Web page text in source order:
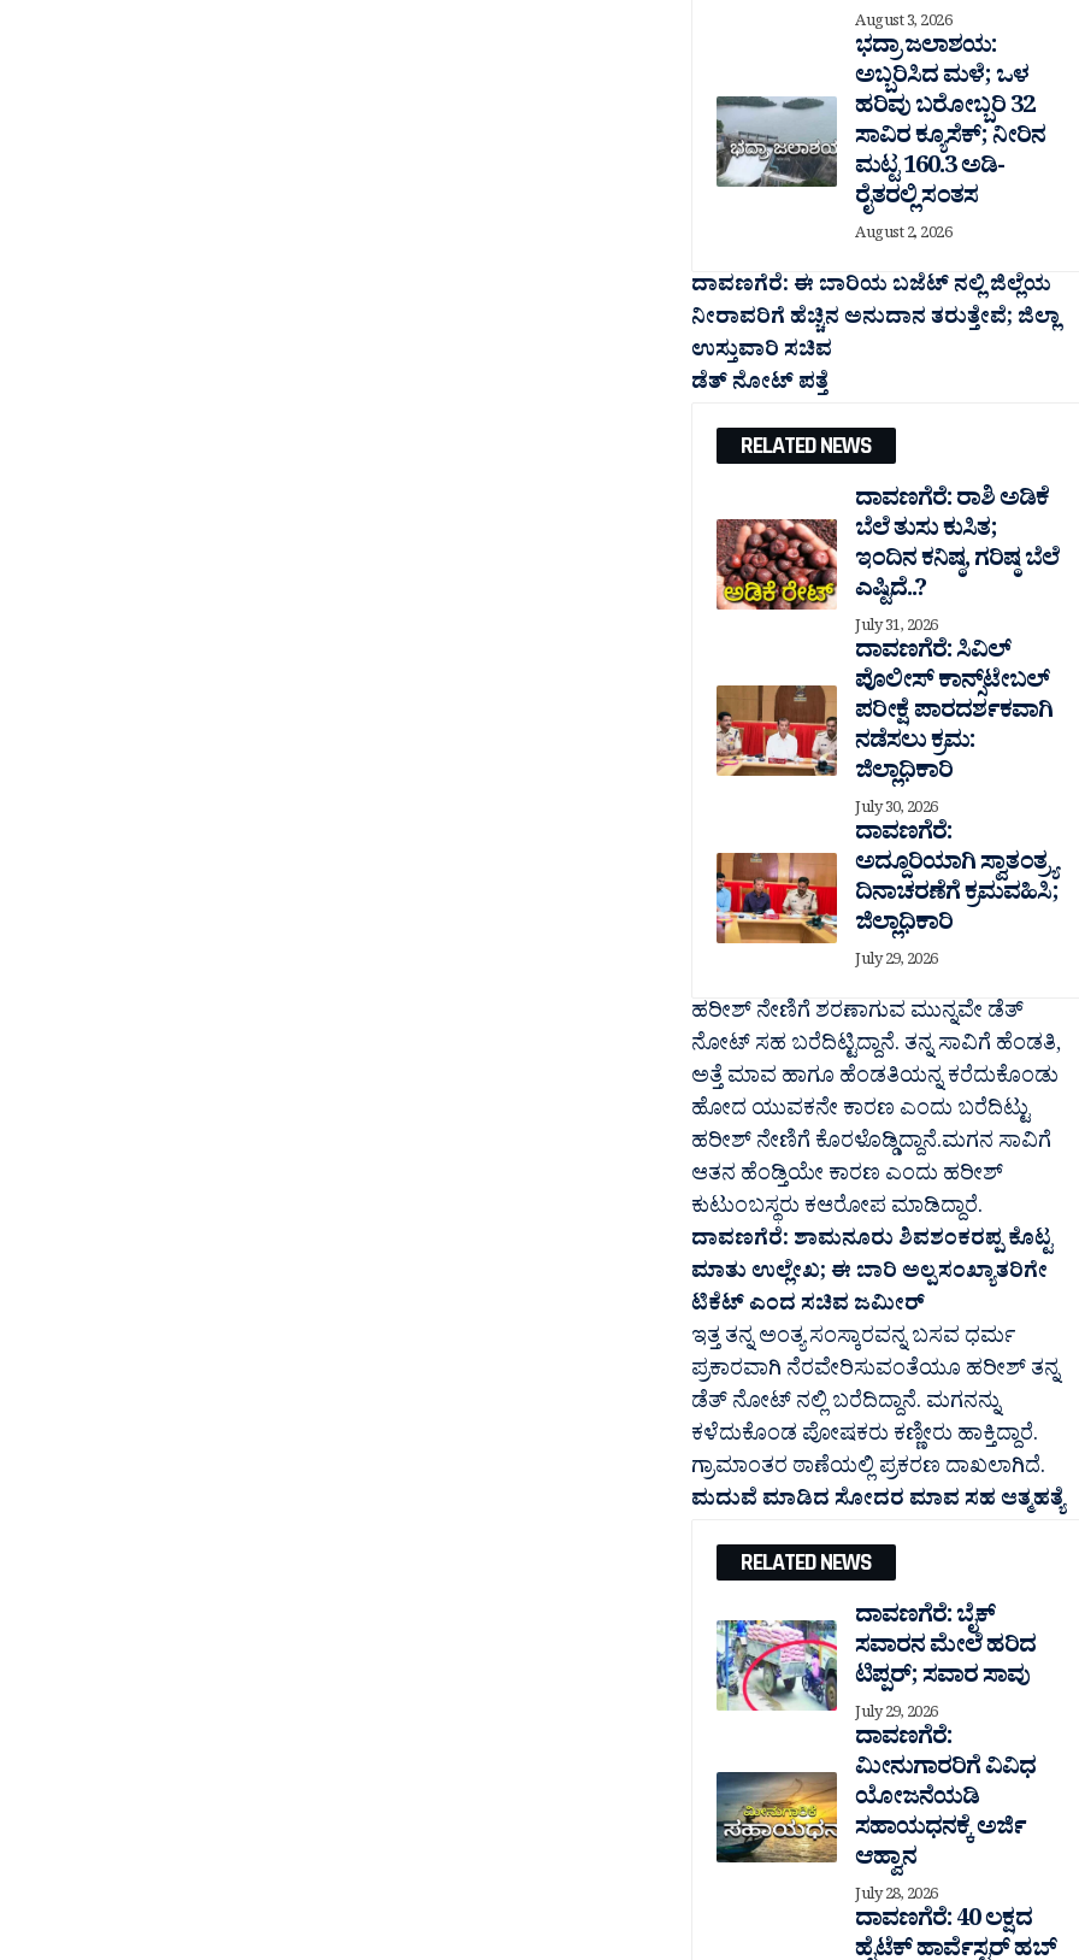
August 3, 2026
ಭದ್ರಾ ಜಲಾಶಯ:
ಅಬ್ಬರಿಸಿದ ಮಳೆ; ಒಳ
ಹರಿವು ಬರೋಬ್ಬರಿ 32
ಸಾವಿರ‌ ಕ್ಯೂಸೆಕ್; ನೀರಿನ
ಮಟ್ಟ 160.3 ಅಡಿ-
ರೈತರಲ್ಲಿ ಸಂತಸ
August 2, 2026
ದಾವಣಗೆರೆ: ಈ ಬಾರಿಯ ಬಜೆಟ್ ನಲ್ಲಿ ‌ಜಿಲ್ಲೆಯ
ನೀರಾವರಿಗೆ ಹೆಚ್ಚಿನ ಅನುದಾನ ತರುತ್ತೇವೆ; ಜಿಲ್ಲಾ
ಉಸ್ತುವಾರಿ ಸಚಿವ
ಡೆತ್ ನೋಟ್ ಪತ್ತೆ
RELATED NEWS
ದಾವಣಗೆರೆ: ರಾಶಿ ಅಡಿಕೆ
ಬೆಲೆ ತುಸು‌ ಕುಸಿತ;
ಇಂದಿನ ಕನಿಷ್ಠ, ಗರಿಷ್ಠ ಬೆಲೆ
ಎಷ್ಟಿದೆ..?
July 31, 2026
ದಾವಣಗೆರೆ: ಸಿವಿಲ್
ಪೊಲೀಸ್ ಕಾನ್ಸ್‌ಟೇಬಲ್
ಪರೀಕ್ಷೆ ಪಾರದರ್ಶಕವಾಗಿ
ನಡೆಸಲು ಕ್ರಮ:
ಜಿಲ್ಲಾಧಿಕಾರಿ
July 30, 2026
ದಾವಣಗೆರೆ:
ಅದ್ದೂರಿಯಾಗಿ ಸ್ವಾತಂತ್ರ್ಯ
ದಿನಾಚರಣೆಗೆ ಕ್ರಮವಹಿಸಿ;
ಜಿಲ್ಲಾಧಿಕಾರಿ
July 29, 2026
ಹರೀಶ್​ ನೇಣಿಗೆ ಶರಣಾಗುವ ಮುನ್ನವೇ ಡೆತ್​
ನೋಟ್​ ಸಹ ಬರೆದಿಟ್ಟಿದ್ದಾನೆ. ತನ್ನ ಸಾವಿಗೆ ಹೆಂಡತಿ,
ಅತ್ತೆ ಮಾವ ಹಾಗೂ ಹೆಂಡತಿಯನ್ನ ಕರೆದುಕೊಂಡು
ಹೋದ ಯುವಕನೇ ಕಾರಣ ಎಂದು ಬರೆದಿಟ್ಟು
ಹರೀಶ್​ ನೇಣಿಗೆ ಕೊರಳೊಡ್ಡಿದ್ದಾನೆ.ಮಗನ ಸಾವಿಗೆ
ಆತನ ಹೆಂಡ್ತಿಯೇ ಕಾರಣ ಎಂದು ಹರೀಶ್
ಕುಟುಂಬಸ್ಥರು ಕಆರೋಪ ಮಾಡಿದ್ದಾರೆ.
ದಾವಣಗೆರೆ: ಶಾಮನೂರು ಶಿವಶಂಕರಪ್ಪ ಕೊಟ್ಟ
ಮಾತು ಉಲ್ಲೇಖ; ಈ ಬಾರಿ‌ ಅಲ್ಪಸಂಖ್ಯಾತರಿಗೇ
ಟಿಕೆಟ್ ಎಂದ ಸಚಿವ ಜಮೀರ್
ಇತ್ತ ತನ್ನ ಅಂತ್ಯ ಸಂಸ್ಕಾರವನ್ನ ಬಸವ ಧರ್ಮ
ಪ್ರಕಾರವಾಗಿ ನೆರವೇರಿಸುವಂತೆಯೂ ಹರೀಶ್​ ತನ್ನ
ಡೆತ್ ನೋಟ್ ನಲ್ಲಿ ಬರೆದಿದ್ದಾನೆ. ಮಗನನ್ನು
ಕಳೆದುಕೊಂಡ ಪೋಷಕರು ಕಣ್ಣೀರು ಹಾಕ್ತಿದ್ದಾರೆ.
ಗ್ರಾಮಾಂತರ ಠಾಣೆಯಲ್ಲಿ ಪ್ರಕರಣ ದಾಖಲಾಗಿದೆ.
ಮದುವೆ ಮಾಡಿದ ಸೋದರ ಮಾವ ಸಹ ಆತ್ಮಹತ್ಯೆ
RELATED NEWS
ದಾವಣಗೆರೆ: ಬೈಕ್
ಸವಾರನ ಮೇಲೆ ಹರಿದ
ಟಿಪ್ಪರ್; ಸವಾರ ಸಾವು
July 29, 2026
ದಾವಣಗೆರೆ:
ಮೀನುಗಾರರಿಗೆ ವಿವಿಧ
ಯೋಜನೆಯಡಿ
ಸಹಾಯಧನಕ್ಕೆ ಅರ್ಜಿ
ಆಹ್ವಾನ
July 28, 2026
ದಾವಣಗೆರೆ: 40 ಲಕ್ಷದ